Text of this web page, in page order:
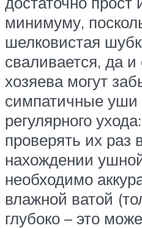
минимуму,
шелковистая
сваливается, да
хозяева могут
симпатичные уши
регулярного
проверять их раз
нахождении
необходимо
влажной ватой
глубоко – это